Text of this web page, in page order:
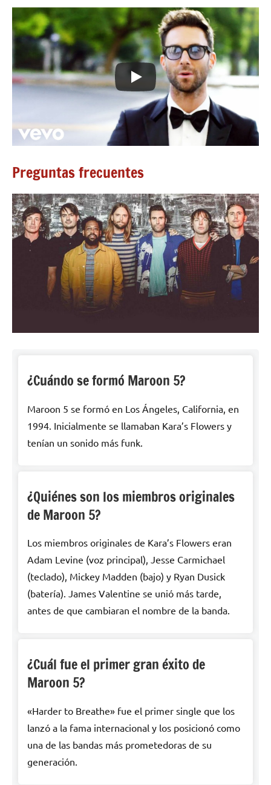
Preguntas frecuentes
¿Cuándo se formó Maroon 5?
Maroon 5 se formó en Los Ángeles, California, en
1994. Inicialmente se llamaban Kara’s Flowers y
tenían un sonido más funk.
¿Quiénes son los miembros originales
de Maroon 5?
Los miembros originales de Kara’s Flowers eran
Adam Levine (voz principal), Jesse Carmichael
(teclado), Mickey Madden (bajo) y Ryan Dusick
(batería). James Valentine se unió más tarde,
antes de que cambiaran el nombre de la banda.
¿Cuál fue el primer gran éxito de
Maroon 5?
«Harder to Breathe» fue el primer single que los
lanzó a la fama internacional y los posicionó como
una de las bandas más prometedoras de su
generación.